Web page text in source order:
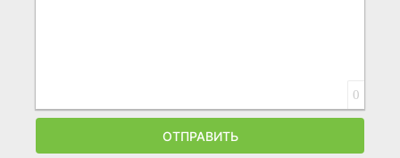
0
ОТПРАВИТЬ